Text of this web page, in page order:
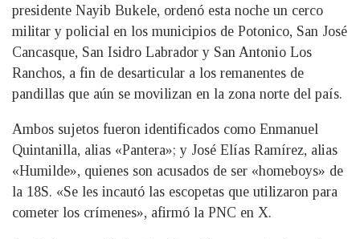
presidente Nayib Bukele, ordenó esta noche un cerco
militar y policial en los municipios de Potonico, San José
Cancasque, San Isidro Labrador y San Antonio Los
Ranchos, a fin de desarticular a los remanentes de
pandillas que aún se movilizan en la zona norte del país.
Ambos sujetos fueron identificados como Enmanuel
Quintanilla, alias «Pantera»; y José Elías Ramírez, alias
«Humilde», quienes son acusados de ser «homeboys» de
la 18S. «Se les incautó las escopetas que utilizaron para
cometer los crímenes», afirmó la PNC en X.